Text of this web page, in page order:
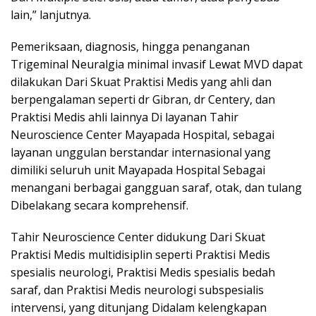
lain,” lanjutnya.
Pemeriksaan, diagnosis, hingga penanganan
Trigeminal Neuralgia minimal invasif Lewat MVD dapat
dilakukan Dari Skuat Praktisi Medis yang ahli dan
berpengalaman seperti dr Gibran, dr Centery, dan
Praktisi Medis ahli lainnya Di layanan Tahir
Neuroscience Center Mayapada Hospital, sebagai
layanan unggulan berstandar internasional yang
dimiliki seluruh unit Mayapada Hospital Sebagai
menangani berbagai gangguan saraf, otak, dan tulang
Dibelakang secara komprehensif.
Tahir Neuroscience Center didukung Dari Skuat
Praktisi Medis multidisiplin seperti Praktisi Medis
spesialis neurologi, Praktisi Medis spesialis bedah
saraf, dan Praktisi Medis neurologi subspesialis
intervensi, yang ditunjang Didalam kelengkapan